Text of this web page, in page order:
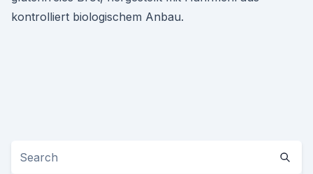
kontrolliert biologischem Anbau.